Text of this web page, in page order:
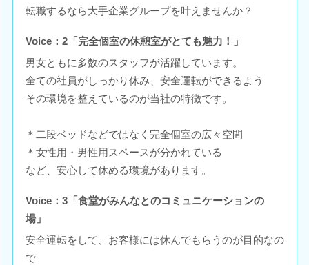
転職するなら大手企業グループを叶えませんか？
Voice：2「完全個室の休憩室がとても魅力！」
男女ともに多数のスタッフが活躍しています。
全ての社員がしっかり休み、安全運転ができるよう
その環境を整えているのが当社の特徴です。
＊二段ベッドなどではなく完全個室の広々空間
＊女性用・男性用スペースが分かれている
など、安心して休める環境があります。
Voice：3「食堂がみんなとのコミュニケーションの
場」
安全運転をして、お客様には休んでもらうのが目的なの
で